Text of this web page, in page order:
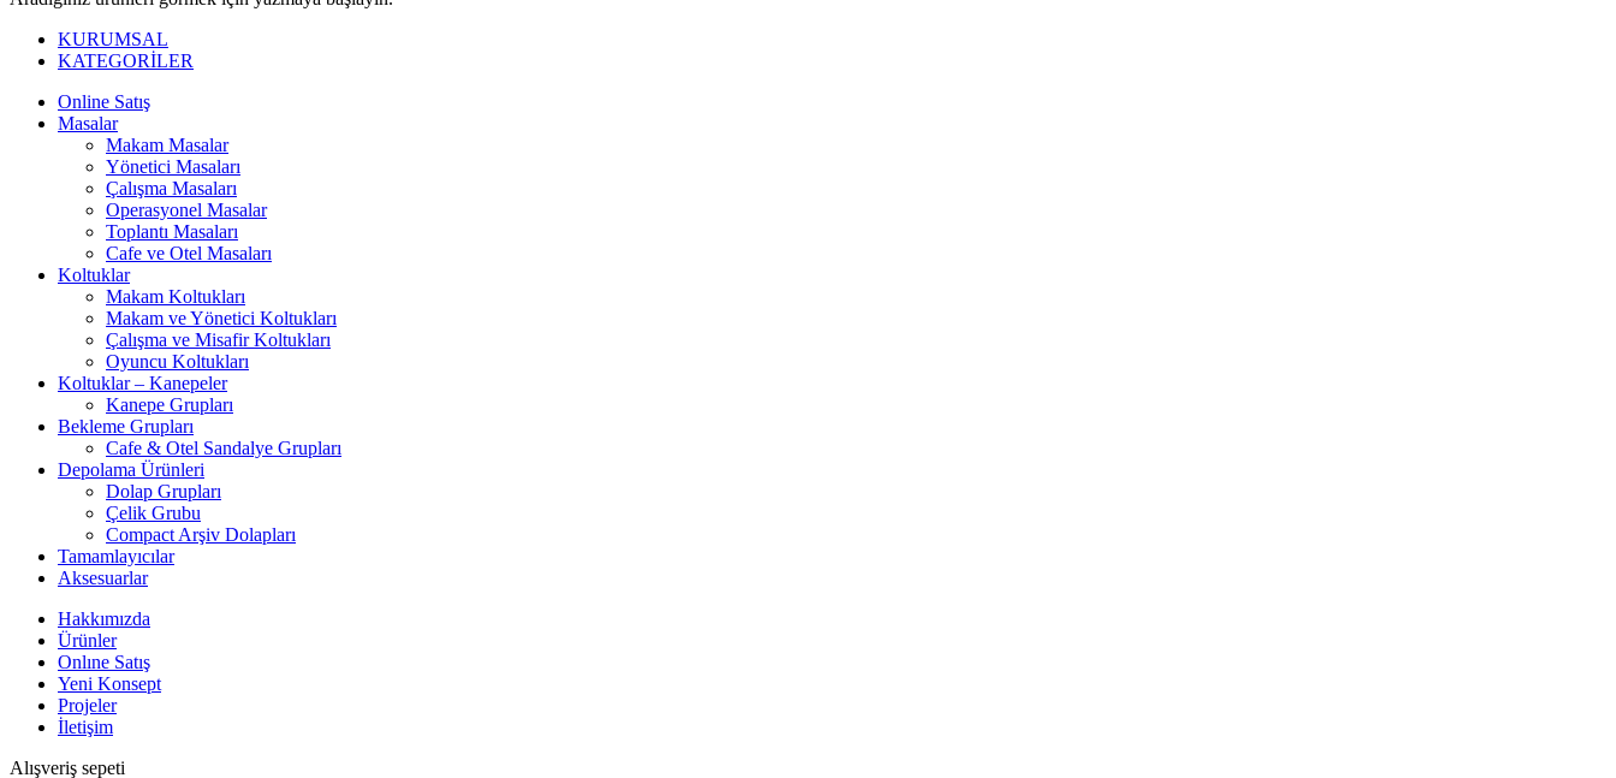
KURUMSAL
KATEGORİLER
Online Satış
Masalar
Makam Masalar
Yönetici Masaları
Çalışma Masaları
Operasyonel Masalar
Toplantı Masaları
Cafe ve Otel Masaları
Koltuklar
Makam Koltukları
Makam ve Yönetici Koltukları
Çalışma ve Misafir Koltukları
Oyuncu Koltukları
Koltuklar – Kanepeler
Kanepe Grupları
Bekleme Grupları
Cafe & Otel Sandalye Grupları
Depolama Ürünleri
Dolap Grupları
Çelik Grubu
Compact Arşiv Dolapları
Tamamlayıcılar
Aksesuarlar
Hakkımızda
Ürünler
Onlıne Satış
Yeni Konsept
Projeler
İletişim
Alışveriş sepeti